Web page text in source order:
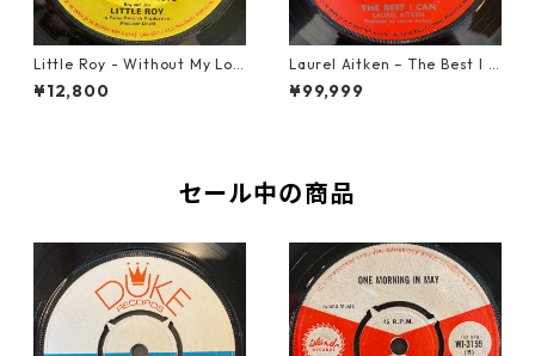
Little Roy - Without My Lov
e【7-21990】
¥12,800
Laurel Aitken ‎– The Best I C
an【7-22012】
¥99,999
セール中の商品